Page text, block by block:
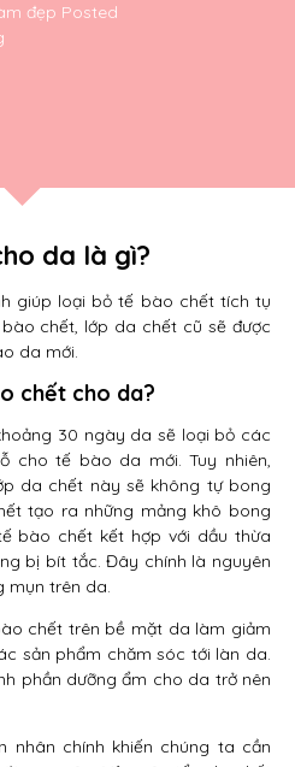
đẹp Posted
da là gì?
giúp loại bỏ tế bào chết tích tụ
chết, lớp da chết cũ sẽ được
da mới.
chết cho da?
30 ngày da sẽ loại bỏ các
cho tế bào da mới. Tuy nhiên,
da chết này sẽ không tự bong
tạo ra những mảng khô bong
bào chết kết hợp với dầu thừa
bị bít tắc. Đây chính là nguyên
mụn trên da.
chết trên bề mặt da làm giảm
sản phẩm chăm sóc tới làn da.
phần dưỡng ẩm cho da trở nên
nhân chính khiến chúng ta cần